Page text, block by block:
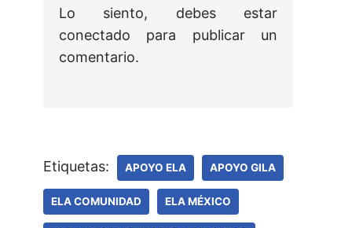
Lo siento, debes estar
conectado para publicar un
comentario.
Etiquetas: APOYO ELA APOYO GILA
ELA COMUNIDAD ELA MÉXICO